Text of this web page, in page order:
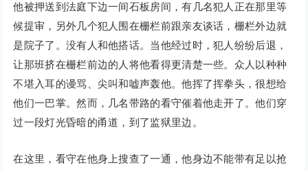
他被押送到法庭下边一间石板房间，有几名犯人正在那里等
候提审，另外几个犯人围在栅栏前跟亲友谈话，栅栏外边就
是院子了。没有人和他搭话。当他经过时，犯人纷纷后退，
让那班挤在栅栏前边的人将他看得更清楚一些。众人以种种
不堪入耳的谩骂、尖叫和嘘声轰他。他挥了挥拳头，很想给
他们一巴掌。然而，几名带路的看守催着他走开了。他们穿
过一段灯光昏暗的甬道，到了监狱里边。
在这里，看守在他身上搜查了一通，他身边不能带有足以抢